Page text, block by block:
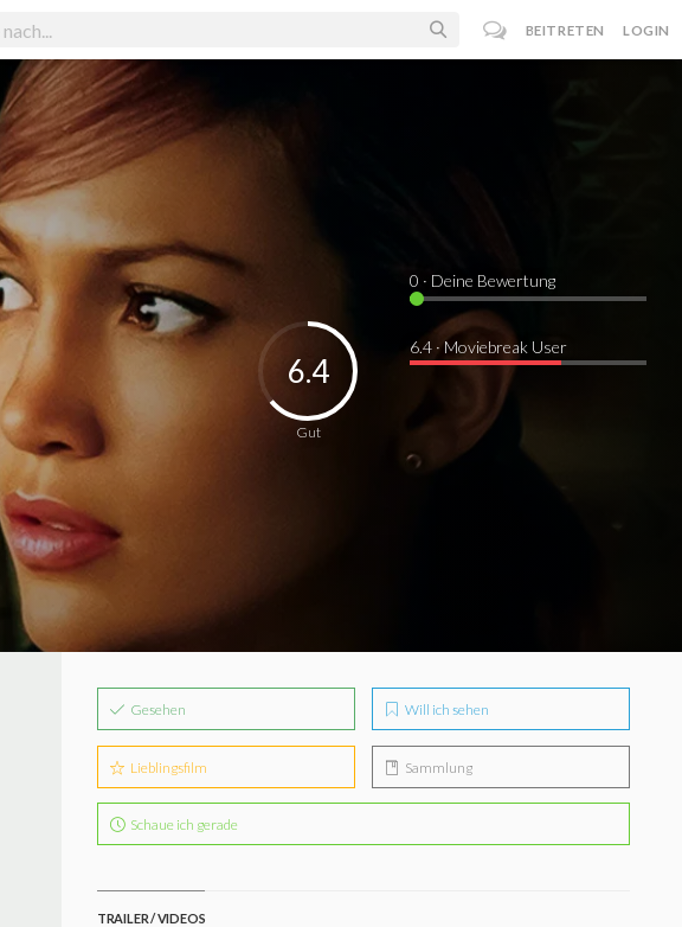
BEITRETEN LOGIN
Gut
6.4
0 · Deine Bewertung
6.4 · Moviebreak User
Gesehen Will ich sehen
Lieblingsfilm Sammlung
Schaue ich gerade
TRAILER / VIDEOS